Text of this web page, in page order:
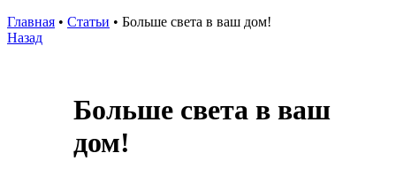
Главная • Статьи • Больше света в ваш дом!
Назад
Больше света в ваш
дом!